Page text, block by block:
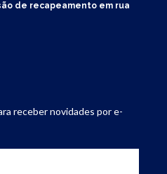
de recapeamento em rua
receber novidades por e-